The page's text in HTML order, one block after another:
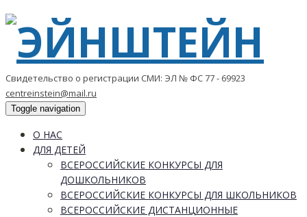
Свидетельство о регистрации СМИ: ЭЛ № ФС 77 - 69923
centreinstein@mail.ru
Toggle navigation
О НАС
ДЛЯ ДЕТЕЙ
ВСЕРОССИЙСКИЕ КОНКУРСЫ ДЛЯ
ДОШКОЛЬНИКОВ
ВСЕРОССИЙСКИЕ КОНКУРСЫ ДЛЯ ШКОЛЬНИКОВ
ВСЕРОССИЙСКИЕ ДИСТАНЦИОННЫЕ